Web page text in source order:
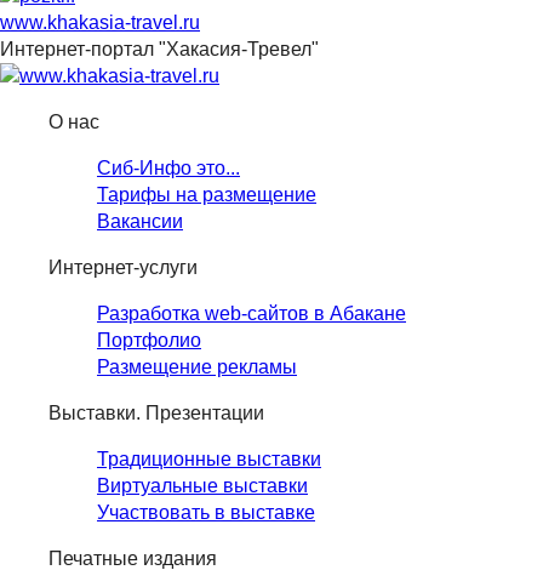
www.khakasia-travel.ru
Интернет-портал "Хакасия-Тревел"
О нас
Сиб-Инфо это...
Тарифы на размещение
Вакансии
Интернет-услуги
Разработка web-сайтов в Абакане
Портфолио
Размещение рекламы
Выставки. Презентации
Традиционные выставки
Виртуальные выставки
Участвовать в выставке
Печатные издания